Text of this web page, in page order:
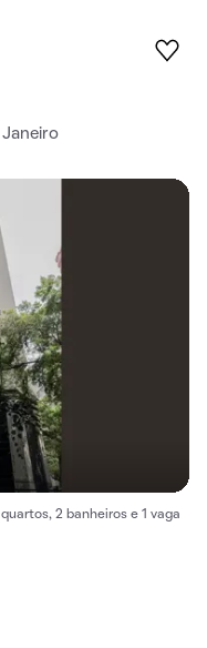
Janeiro
2 banheiros e 1 vaga